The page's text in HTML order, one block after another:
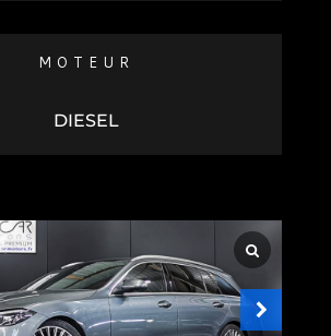
MOTEUR
DIESEL